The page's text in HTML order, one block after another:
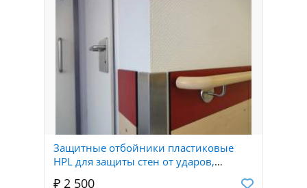
Защитные отбойники пластиковые
HPL для защиты стен от ударов,
₽ 2 500